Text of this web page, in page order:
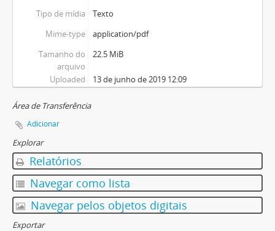
Tipo de mídia
Texto
Mime-type
application/pdf
Tamanho do
arquivo
22.5 MiB
Uploaded 13 de junho de 2019 12:09
Área de Transferência
Adicionar
Explorar
Relatórios
Navegar como lista
Navegar pelos objetos digitais
Exportar